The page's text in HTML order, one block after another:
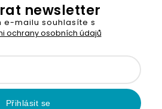
newsletter
e-mailu souhlasíte s
ochrany osobních údajů
Přihlásit se